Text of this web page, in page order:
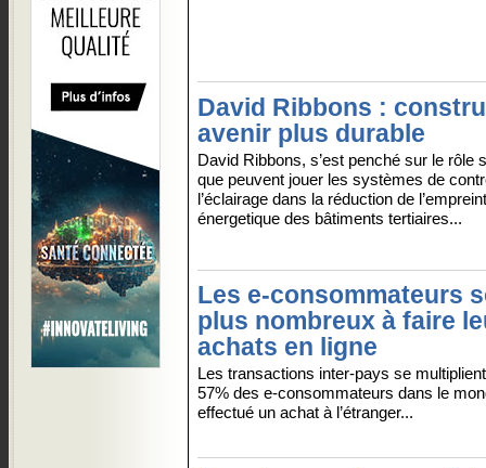
David Ribbons :
avenir plus durable
David Ribbons, s’est penché sur le rôle
que peuvent jouer les systèmes de
l’éclairage dans la réduction de
énergetique des bâtiments tertiaires...
Les e-consommateurs
plus nombreux à faire
achats en ligne
Les transactions inter-pays se
57% des e-consommateurs dans le
effectué un achat à l’étranger...